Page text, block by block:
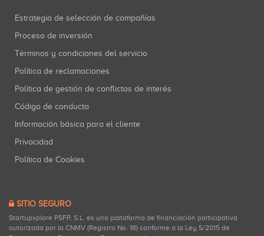
Estrategia de selección de compañías
Proceso de inversión
Términos y condiciones del servicio
Política de reclamaciones
Política de gestión de conflictos de interés
Código de conducta
Información básica para el cliente
Privacidad
Política de Cookies
SITIO SEGURO
Startupxplore PSFP, S.L. es una plataforma de financiación participativa
autorizada por la CNMV (Registro No. 18) conforme a la Ley 5/2015 de